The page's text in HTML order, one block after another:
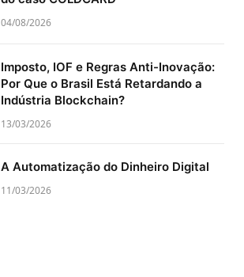
04/08/2026
Imposto, IOF e Regras Anti-Inovação:
Por Que o Brasil Está Retardando a
Indústria Blockchain?
13/03/2026
A Automatização do Dinheiro Digital
11/03/2026